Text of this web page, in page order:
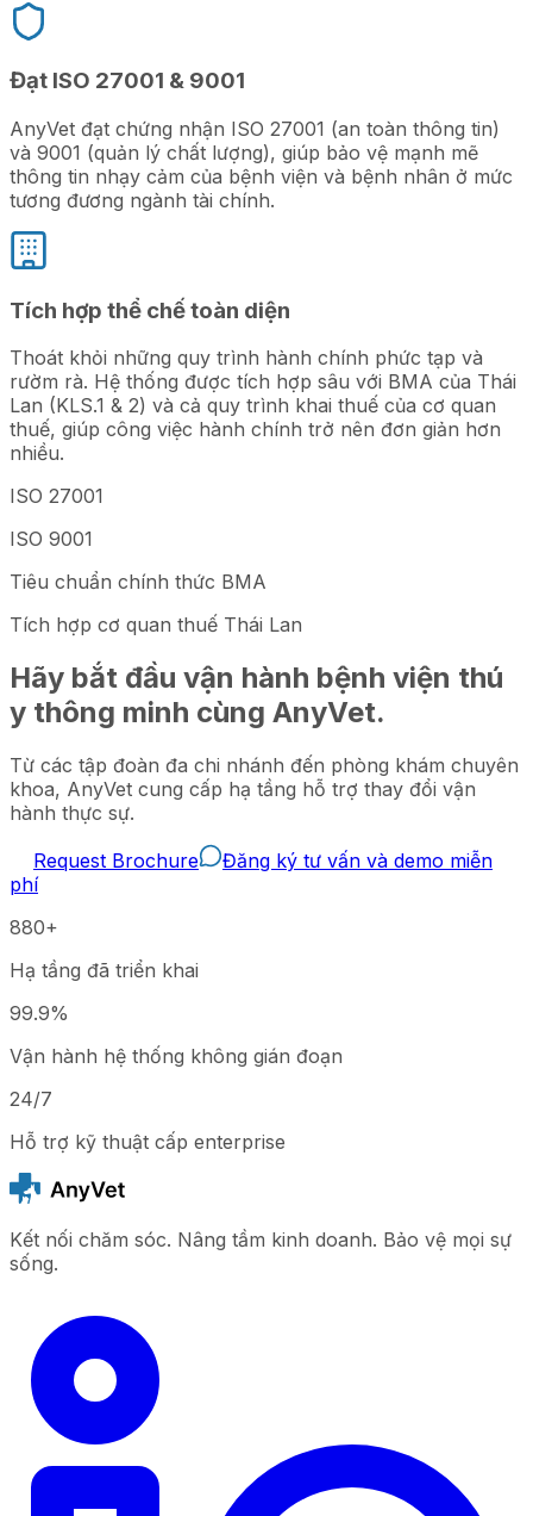
Đạt ISO 27001 & 9001
AnyVet đạt chứng nhận ISO 27001 (an toàn thông tin)
và 9001 (quản lý chất lượng), giúp bảo vệ mạnh mẽ
thông tin nhạy cảm của bệnh viện và bệnh nhân ở mức
tương đương ngành tài chính.
Tích hợp thể chế toàn diện
Thoát khỏi những quy trình hành chính phức tạp và
rườm rà. Hệ thống được tích hợp sâu với BMA của Thái
Lan (KLS.1 & 2) và cả quy trình khai thuế của cơ quan
thuế, giúp công việc hành chính trở nên đơn giản hơn
nhiều.
ISO 27001
ISO 9001
Tiêu chuẩn chính thức BMA
Tích hợp cơ quan thuế Thái Lan
Hãy bắt đầu vận hành bệnh viện thú
y thông minh cùng AnyVet.
Từ các tập đoàn đa chi nhánh đến phòng khám chuyên
khoa, AnyVet cung cấp hạ tầng hỗ trợ thay đổi vận
hành thực sự.
Request Brochure
Đăng ký tư vấn và demo miễn
phí
880+
Hạ tầng đã triển khai
99.9%
Vận hành hệ thống không gián đoạn
24/7
Hỗ trợ kỹ thuật cấp enterprise
Kết nối chăm sóc. Nâng tầm kinh doanh. Bảo vệ mọi sự
sống.